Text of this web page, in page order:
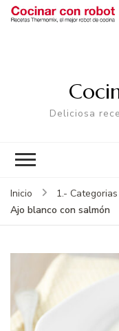
Deliciosa
Inicio 1.- Categorias
Ajo blanco con salmón